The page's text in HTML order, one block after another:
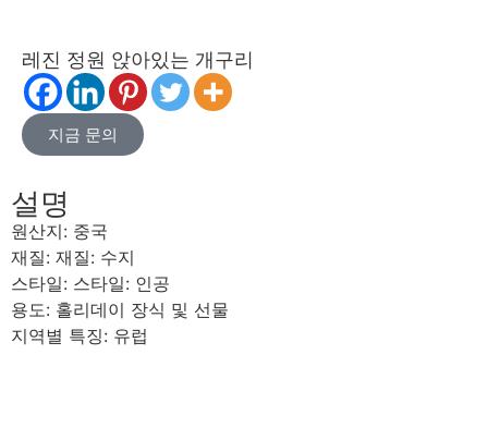
레진 정원 앉아있는 개구리
지금 문의
설명
원산지: 중국
재질: 재질: 수지
스타일: 스타일: 인공
용도: 홀리데이 장식 및 선물
지역별 특징: 유럽